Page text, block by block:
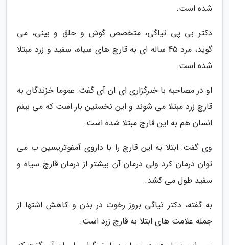
شده است.
دکتر بی پی تیاگی، متخصص گوش و حلق و بینی، می
گوید، مرد 45 ساله ای به قارچ های سیاه، سفید و زرد مبتلا
شده است.
او در مصاحبه با خبرگزاری ای ان آی گفت: عموما خزندگان به
قارچ زرد مبتلا می شوند و این نخستین بار است که می بینم
انسان هم به این قارچ مبتلا شده است.
وی گفت: ابتلا به این قارچ را با داروی آمفوتریسین ب می
توان درمان کرد ولی درمان آن بیشتر از درمان قارچ سیاه و
سفید طول می کشد.
به گفته، دکتر تیاگی بروز رخوت در بدن و کاهش اشتها از
جمله علامت های ابتلا به قارچ زرد است.